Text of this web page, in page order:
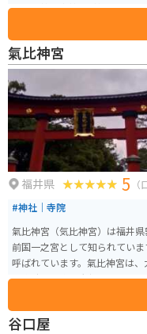
た。北棟と南棟の2棟からなり
ストラン館では赤レンガの空
は、港の風と緑を感じられるの
氣比神宮
福井県 5
#神社｜寺院
氣比神宮（気比神宮）は福井
前国一之宮として知られてい
呼ばれています。氣比神宮は
明治時代に官幣大社に列せられ
の神社は、7柱のご祭神を祀っ
的価値の高い場所として、多
スポットで全国からお参りに
谷口屋